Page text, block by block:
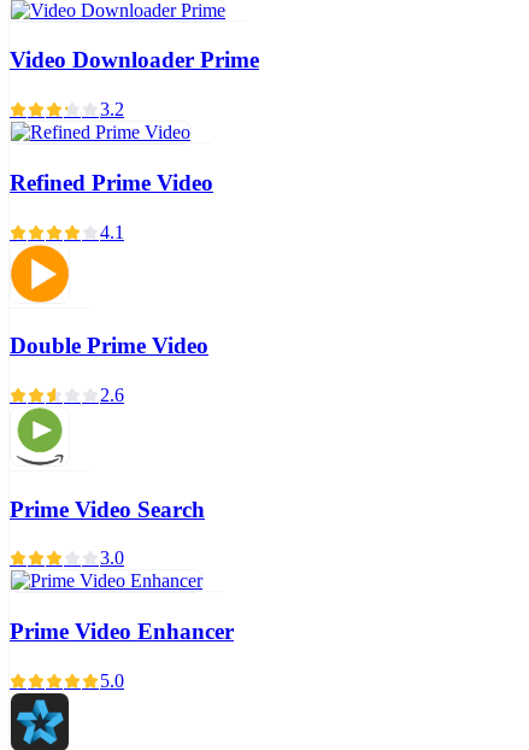
Video Downloader Prime
3.2
Refined Prime Video
4.1
Double Prime Video
2.6
Prime Video Search
3.0
Prime Video Enhancer
5.0